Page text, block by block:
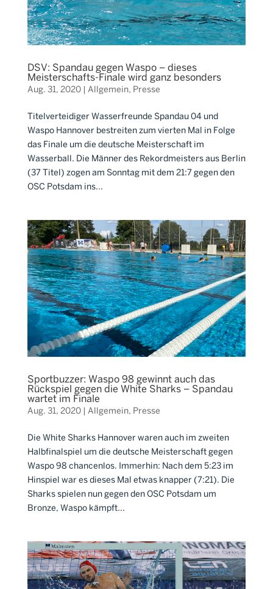
DSV: Spandau gegen Waspo – dieses
Meisterschafts-Finale wird ganz besonders
Aug. 31, 2020| Allgemein, Presse
Titelverteidiger Wasserfreunde Spandau 04 und
Waspo Hannover bestreiten zum vierten Mal in Folge
das Finale um die deutsche Meisterschaft im
Wasserball. Die Männer des Rekordmeisters aus Berlin
(37 Titel) zogen am Sonntag mit dem 21:7 gegen den
OSC Potsdam ins...
Sportbuzzer: Waspo 98 gewinnt auch das
Rückspiel gegen die White Sharks – Spandau
wartet im Finale
Aug. 31, 2020| Allgemein, Presse
Die White Sharks Hannover waren auch im zweiten
Halbfinalspiel um die deutsche Meisterschaft gegen
Waspo 98 chancenlos. Immerhin: Nach dem 5:23 im
Hinspiel war es dieses Mal etwas knapper (7:21). Die
Sharks spielen nun gegen den OSC Potsdam um
Bronze, Waspo kämpft...